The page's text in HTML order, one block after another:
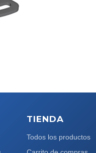
TIENDA
Todos los productos